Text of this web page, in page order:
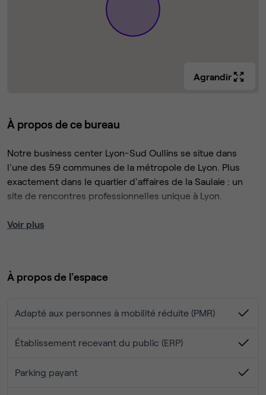
Agrandir
À propos de ce bureau
Notre business center Lyon-Sud Oullins se situe dans
l'une des 59 communes de la métropole de Lyon. Plus
exactement dans le quartier d'affaires de la Saulaie : un
site de rencontres professionnelles unique à Lyon.
Face à Gerland et à Confluence, à 5 min de la gare
- Des postes flexibles (vous vous installez où vous le
- Mise à disposition d’écrans fixes pour un meilleur confort
- Accueil personnalisé
- Espace calme et convivial
Voir plus
À propos de l'espace
Adapté aux personnes à mobilité réduite (PMR)
Établissement recevant du public (ERP)
Parking payant